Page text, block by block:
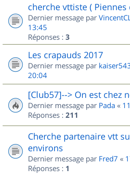
cherche vttiste (
Dernier message par
13:45
Réponses : 3
Les crapauds 2017
Dernier message par
20:04
[Club57]--> On est chez
Dernier message par Pada «
Réponses : 211
Cherche partenaire vtt
environs
Dernier message par Fred7 «
Réponses : 1